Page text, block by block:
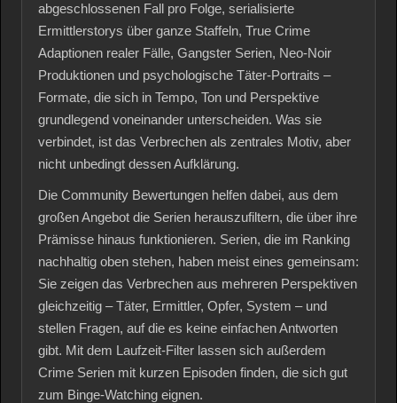
abgeschlossenen Fall pro Folge, serialisierte
Ermittlerstorys über ganze Staffeln, True Crime
Adaptionen realer Fälle, Gangster Serien, Neo-Noir
Produktionen und psychologische Täter-Portraits –
Formate, die sich in Tempo, Ton und Perspektive
grundlegend voneinander unterscheiden. Was sie
verbindet, ist das Verbrechen als zentrales Motiv, aber
nicht unbedingt dessen Aufklärung.
Die Community Bewertungen helfen dabei, aus dem
großen Angebot die Serien herauszufiltern, die über ihre
Prämisse hinaus funktionieren. Serien, die im Ranking
nachhaltig oben stehen, haben meist eines gemeinsam:
Sie zeigen das Verbrechen aus mehreren Perspektiven
gleichzeitig – Täter, Ermittler, Opfer, System – und
stellen Fragen, auf die es keine einfachen Antworten
gibt. Mit dem Laufzeit-Filter lassen sich außerdem
Crime Serien mit kurzen Episoden finden, die sich gut
zum Binge-Watching eignen.